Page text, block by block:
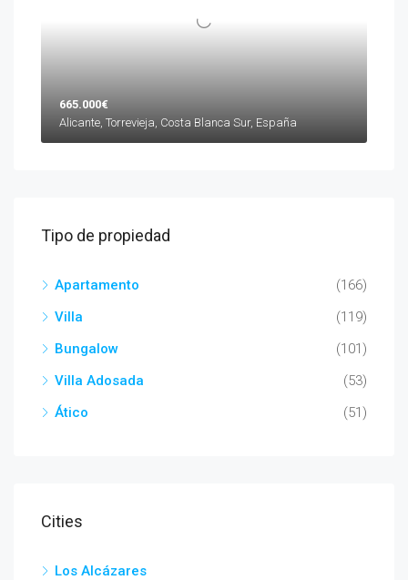
665.000€
Alicante, Torrevieja, Costa Blanca Sur, España
Tipo de propiedad
Apartamento
(166)
Villa
(119)
Bungalow
(101)
Villa Adosada
(53)
Ático
(51)
Cities
Los Alcázares